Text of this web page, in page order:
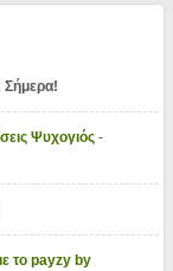
Σήμερα!
Ψυχογιός -
το payzy by